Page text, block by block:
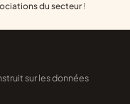
du secteur !